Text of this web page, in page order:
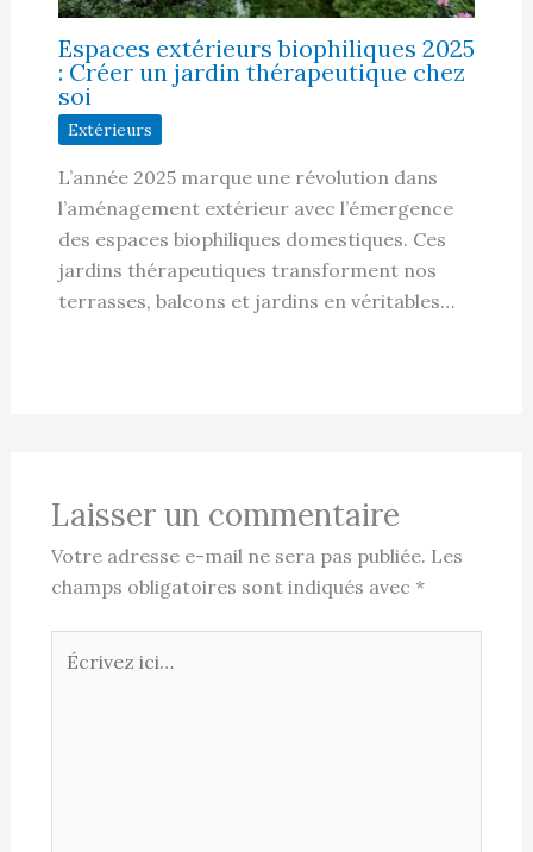
Espaces extérieurs biophiliques 2025
: Créer un jardin thérapeutique chez
soi
Extérieurs
L’année 2025 marque une révolution dans
l’aménagement extérieur avec l’émergence
des espaces biophiliques domestiques. Ces
jardins thérapeutiques transforment nos
terrasses, balcons et jardins en véritables…
Laisser un commentaire
Votre adresse e-mail ne sera pas publiée. Les
champs obligatoires sont indiqués avec *
Écrivez
ici…